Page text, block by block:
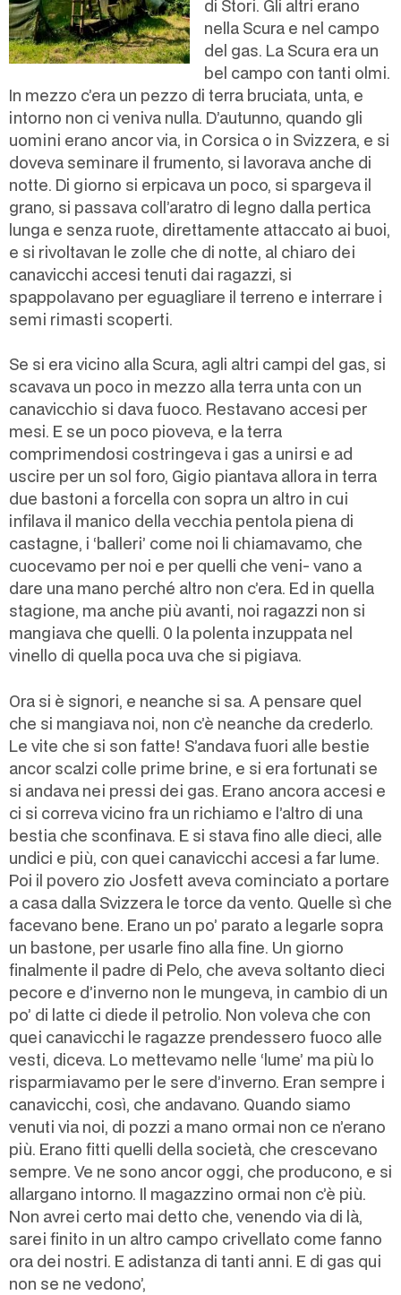
di Stori. Gli altri erano
nella Scura e nel campo
del gas. La Scura era un
bel campo con tanti olmi.
In mezzo c’era un pezzo di terra bruciata, unta, e
intorno non ci veniva nulla. D’autunno, quando gli
uomini erano ancor via, in Corsica o in Svizzera, e si
doveva seminare il frumento, si lavorava anche di
notte. Di giorno si erpicava un poco, si spargeva il
grano, si passava coll’aratro di legno dalla pertica
lunga e senza ruote, direttamente attaccato ai buoi,
e si rivoltavan le zolle che di notte, al chiaro dei
canavicchi accesi tenuti dai ragazzi, si
spappolavano per eguagliare il terreno e interrare i
semi rimasti scoperti.
Se si era vicino alla Scura, agli altri campi del gas, si
scavava un poco in mezzo alla terra unta con un
canavicchio si dava fuoco. Restavano accesi per
mesi. E se un poco pioveva, e la terra
comprimendosi costringeva i gas a unirsi e ad
uscire per un sol foro, Gigio piantava allora in terra
due bastoni a forcella con sopra un altro in cui
infilava il manico della vecchia pentola piena di
castagne, i ‘balleri’ come noi li chiamavamo, che
cuocevamo per noi e per quelli che veni- vano a
dare una mano perché altro non c’era. Ed in quella
stagione, ma anche più avanti, noi ragazzi non si
mangiava che quelli. 0 la polenta inzuppata nel
vinello di quella poca uva che si pigiava.
Ora si è signori, e neanche si sa. A pensare quel
che si mangiava noi, non c’è neanche da crederlo.
Le vite che si son fatte! S’andava fuori alle bestie
ancor scalzi colle prime brine, e si era fortunati se
si andava nei pressi dei gas. Erano ancora accesi e
ci si correva vicino fra un richiamo e l’altro di una
bestia che sconfinava. E si stava fino alle dieci, alle
undici e più, con quei canavicchi accesi a far lume.
Poi il povero zio Josfett aveva cominciato a portare
a casa dalla Svizzera le torce da vento. Quelle sì che
facevano bene. Erano un po’ parato a legarle sopra
un bastone, per usarle fino alla fine. Un giorno
finalmente il padre di Pelo, che aveva soltanto dieci
pecore e d’inverno non le mungeva, in cambio di un
po’ di latte ci diede il petrolio. Non voleva che con
quei canavicchi le ragazze prendessero fuoco alle
vesti, diceva. Lo mettevamo nelle ‘lume’ ma più lo
risparmiavamo per le sere d’inverno. Eran sempre i
canavicchi, così, che andavano. Quando siamo
venuti via noi, di pozzi a mano ormai non ce n’erano
più. Erano fitti quelli della società, che crescevano
sempre. Ve ne sono ancor oggi, che producono, e si
allargano intorno. Il magazzino ormai non c’è più.
Non avrei certo mai detto che, venendo via di là,
sarei finito in un altro campo crivellato come fanno
ora dei nostri. E adistanza di tanti anni. E di gas qui
non se ne vedono’,